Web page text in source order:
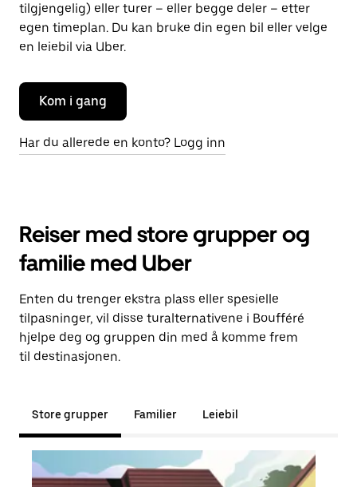
tilgjengelig) eller turer – eller begge deler – etter
egen timeplan. Du kan bruke din egen bil eller velge
en leiebil via Uber.
Kom i gang
Har du allerede en konto? Logg inn
Reiser med store grupper og
familie med Uber
Enten du trenger ekstra plass eller spesielle
tilpasninger, vil disse turalternativene i Boufféré
hjelpe deg og gruppen din med å komme frem
til destinasjonen.
Store grupper Familier Leiebil